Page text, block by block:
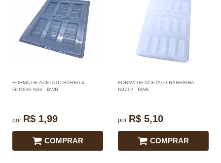
FORMA DE ACETATO BARRA 4
GOMOS N36 - BWB
por R$ 1,99
COMPRAR
FORMA DE ACETATO BARRINHA
N3712 - BWB
por R$ 5,10
COMPRAR